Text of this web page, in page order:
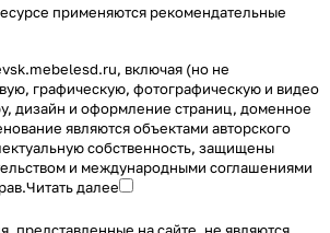
применяются рекомендательные
включая (но не
графическую, фотографическую и видео
дизайн и оформление страниц, доменное
являются объектами авторского
собственность, защищены
и международными соглашениями
Читать далее